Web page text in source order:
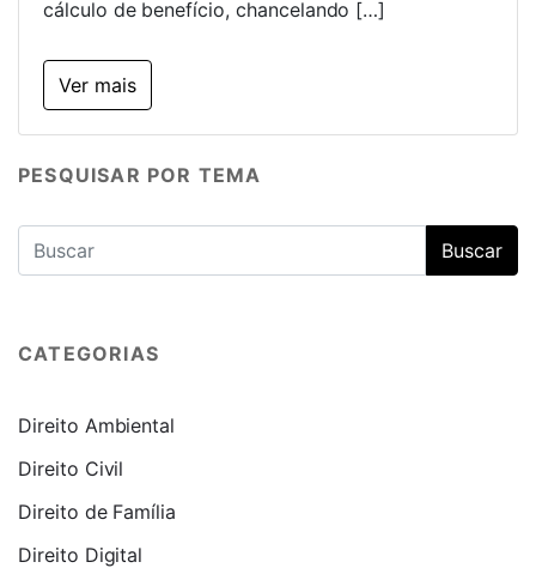
cálculo de benefício, chancelando […]
Ver mais
PESQUISAR POR TEMA
CATEGORIAS
Direito Ambiental
Direito Civil
Direito de Família
Direito Digital